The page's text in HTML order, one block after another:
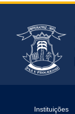
Instituições